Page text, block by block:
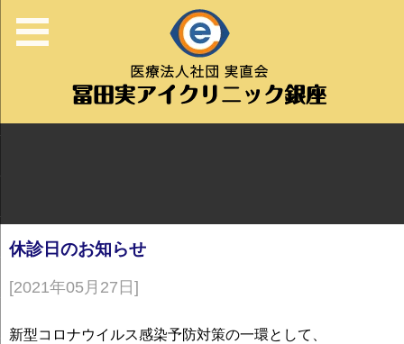
休診日のお知らせ
[2021年05月27日]
新型コロナウイルス感染予防対策の一環として、